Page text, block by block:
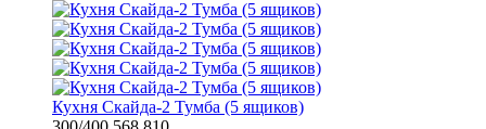
Кухня Скайда-2 Тумба (5 ящиков)